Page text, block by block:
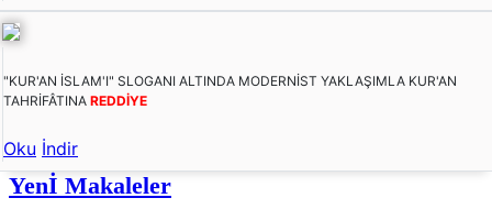
"KUR'AN İSLAM'I" SLOGANI ALTINDA MODERNİST YAKLAŞIMLA KUR'AN
TAHRİFÂTINA REDDİYE
Oku İndir
Yenİ Makaleler